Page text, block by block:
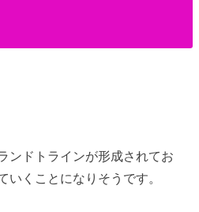
ンドトラインが形成されてお
いくことになりそうです。